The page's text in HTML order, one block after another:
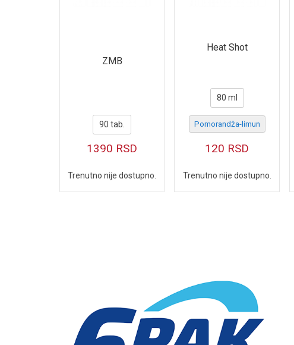
ZMB
90 tab.
1390 RSD
Trenutno nije dostupno.
Heat Shot
80 ml
Pomorandža-limun
120 RSD
Trenutno nije dostupno.